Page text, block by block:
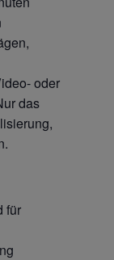
oder
das
für